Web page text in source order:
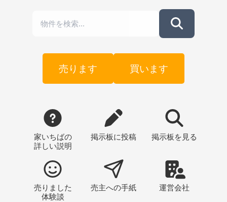
売ります 買います
家いちばの
詳しい説明
掲示板に投稿 掲示板 を見る
売りました
体験談
売主への手紙 運営会社